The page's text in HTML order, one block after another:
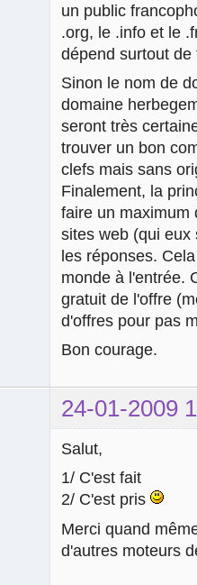
un public
.org, le .info et le
dépend surtout de
Sinon le nom de
domaine
seront très
trouver un bon
clefs mais sans
Finalement, la
faire un maximum
sites web (qui eux
les réponses.
monde à l'entrée.
gratuit de l'offre
d'offres pour pas
Bon courage.
24-01-2009
Salut,
1/ C'est fait
2/ C'est pris
Merci quand
d'autres moteurs